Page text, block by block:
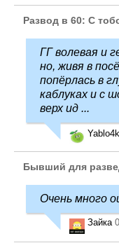
Развод в 60: С
ГГ волевая и
но, живя в
попёрлась в
каблуках и с
верх ид ...
Бывший для
Очень много
Зайка